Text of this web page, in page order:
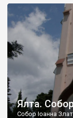
Ялта.
Собор Іоанна